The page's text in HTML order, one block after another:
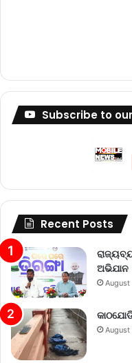
Subscribe to
Recent Posts
ଅଭିଯାନ